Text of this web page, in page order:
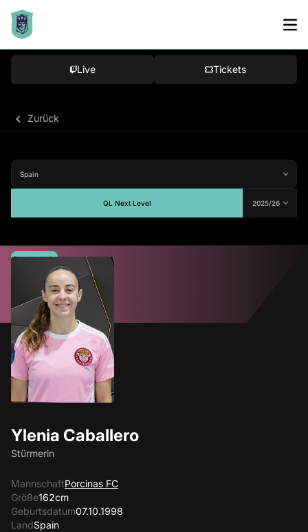
Live Tickets
Zurück
QL Next Level
Ylenia Caballero
Stürmerin
MannschaftPorcinas FC
Größe162cm
Geburtsdatum07.10.1998
LandSpain
Durchschnitt